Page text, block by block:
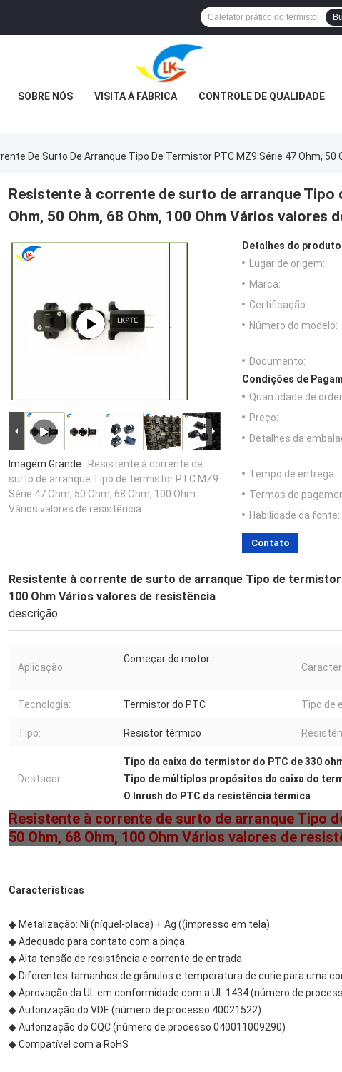
SOBRE NÓS VISITA À FÁBRICA CONTROLE DE QUALIDADE
De Surto De Arranque Tipo De Termistor PTC MZ9 Série 47 Ohm,
Resistente à corrente de surto de arranque Tipo
Ohm, 50 Ohm, 68 Ohm, 100 Ohm Vários valores
Imagem Grande : Resistente à corrente de
surto de arranque Tipo de termistor PTC MZ9
Série 47 Ohm, 50 Ohm, 68 Ohm, 100 Ohm
Vários valores de resistência
Detalhes do
Lugar de origem:
Marca:
Certificação:
Número do modelo:
Documento:
Condições de
Quantidade de
Preço:
Detalhes da
Tempo de entrega:
Termos de
Habilidade da fonte:
Contato
Resistente à corrente de surto de arranque Tipo de termistor
100 Ohm Vários valores de resistência
descrição
Aplicação:
Começar do motor
Tecnologia: Termistor do PTC Tipo de
Tipo: Resistor térmico
Destacar:
Tipo da caixa do termistor do PTC de 330
Tipo de múltiplos propósitos da caixa do
O Inrush do PTC da resistência térmica
Resistente à corrente de surto de arranque Tipo
50 Ohm, 68 Ohm, 100 Ohm Vários valores de
Características
◆ Metalização: Ni (níquel-placa) + Ag ((impresso em tela)
◆ Adequado para contato com a pinça
◆ Alta tensão de resistência e corrente de entrada
◆ Diferentes tamanhos de grânulos e temperatura de curie para uma
◆ Aprovação da UL em conformidade com a UL 1434 (número de
◆ Autorização do VDE (número de processo 40021522)
◆ Autorização do CQC (número de processo 040011009290)
◆ Compatível com a RoHS